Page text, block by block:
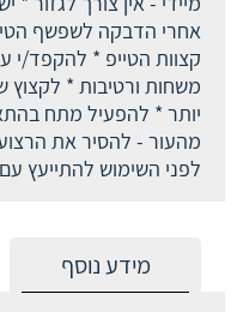
קצוות הטייפ * להקפד/י
משחות ורטיבות *
יותר * להפעיל מתח
מהעור - להסיר את
לפני השימוש להתייעץ
מידע נוסף